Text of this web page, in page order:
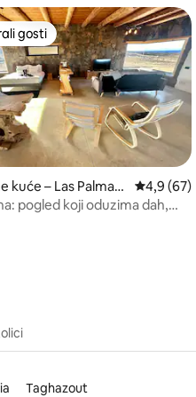
recenzija: 74
rangiranima s oznakom
gosti
kuće – Las Palmas
4,9 (67)
pogled koji oduzima dah,
Taghazout